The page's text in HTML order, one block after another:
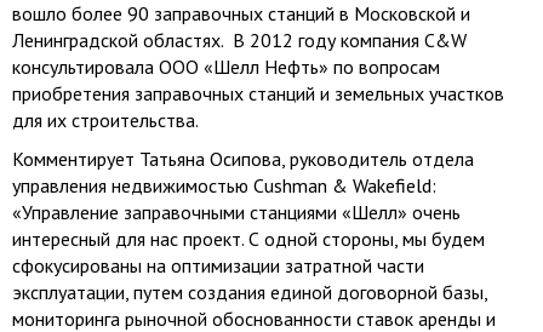
вошло более 90 заправочных станций в Московской и
Ленинградской областях. В 2012 году компания C&W
консультировала ООО «Шелл Нефть» по вопросам
приобретения заправочных станций и земельных участков
для их строительства.
Комментирует Татьяна Осипова, руководитель отдела
управления недвижимостью Cushman & Wakefield:
«Управление заправочными станциями «Шелл» очень
интересный для нас проект. С одной стороны, мы будем
сфокусированы на оптимизации затратной части
эксплуатации, путем создания единой договорной базы,
мониторинга рыночной обоснованности ставок аренды и